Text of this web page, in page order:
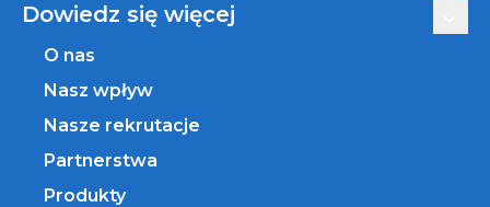
Dowiedz się więcej
O nas
Nasz wpływ
Nasze rekrutacje
Partnerstwa
Produkty